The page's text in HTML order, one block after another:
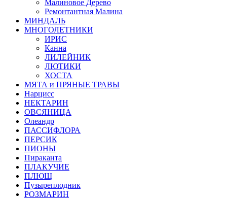
Малиновое Дерево
Ремонтантная Малина
МИНДАЛЬ
МНОГОЛЕТНИКИ
ИРИС
Канна
ЛИЛЕЙНИК
ЛЮТИКИ
ХОСТА
МЯТА и ПРЯНЫЕ ТРАВЫ
Нарцисс
НЕКТАРИН
ОВСЯНИЦА
Олеандр
ПАССИФЛОРА
ПЕРСИК
ПИОНЫ
Пираканта
ПЛАКУЧИЕ
ПЛЮЩ
Пузыреплодник
РОЗМАРИН